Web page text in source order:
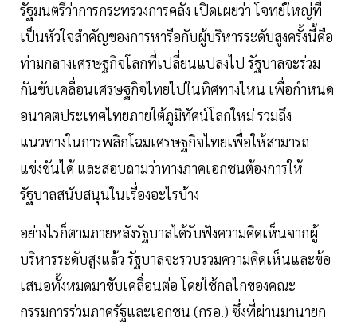
รัฐมนตรีว่าการกระทรวงการคลัง เปิดเผยว่า โจทย์ใหญ่ที่
เป็นหัวใจสำคัญของการหารือกับผู้บริหารระดับสูงครั้งนี้คือ
ท่ามกลางเศรษฐกิจโลกที่เปลี่ยนแปลงไป รัฐบาลจะร่วม
กันขับเคลื่อนเศรษฐกิจไทยไปในทิศทางไหน เพื่อกำหนด
อนาคตประเทศไทยภายใต้ภูมิทัศน์โลกใหม่ รวมถึง
แนวทางในการพลิกโฉมเศรษฐกิจไทยเพื่อให้สามารถ
แข่งขันได้ และสอบถามว่าทางภาคเอกชนต้องการให้
รัฐบาลสนับสนุนในเรื่องอะไรบ้าง
อย่างไรก็ตามภายหลังรัฐบาลได้รับฟังความคิดเห็นจากผู้
บริหารระดับสูงแล้ว รัฐบาลจะรวบรวมความคิดเห็นและข้อ
เสนอทั้งหมดมาขับเคลื่อนต่อ โดยใช้กลไกของคณะ
กรรมการร่วมภาครัฐและเอกชน (กรอ.) ซึ่งที่ผ่านมานายก